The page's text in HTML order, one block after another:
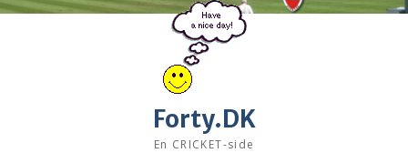
Forty.DK
En CRICKET-side